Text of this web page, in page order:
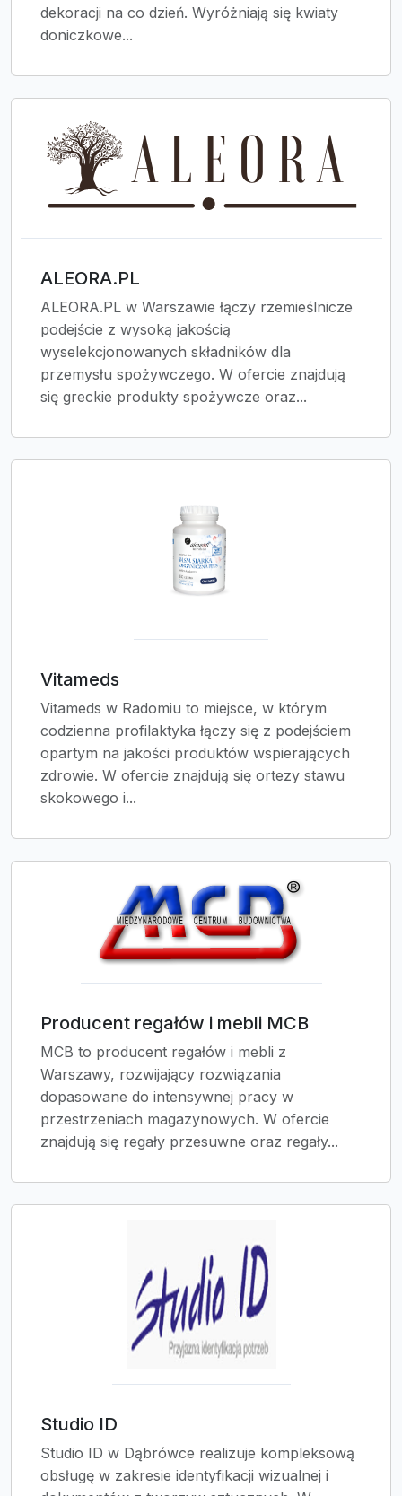
dekoracji na co dzień. Wyróżniają się kwiaty
doniczkowe...
ALEORA.PL
ALEORA.PL w Warszawie łączy rzemieślnicze
podejście z wysoką jakością
wyselekcjonowanych składników dla
przemysłu spożywczego. W ofercie znajdują
się greckie produkty spożywcze oraz...
Vitameds
Vitameds w Radomiu to miejsce, w którym
codzienna profilaktyka łączy się z podejściem
opartym na jakości produktów wspierających
zdrowie. W ofercie znajdują się ortezy stawu
skokowego i...
Producent regałów i mebli MCB
MCB to producent regałów i mebli z
Warszawy, rozwijający rozwiązania
dopasowane do intensywnej pracy w
przestrzeniach magazynowych. W ofercie
znajdują się regały przesuwne oraz regały...
Studio ID
Studio ID w Dąbrówce realizuje kompleksową
obsługę w zakresie identyfikacji wizualnej i